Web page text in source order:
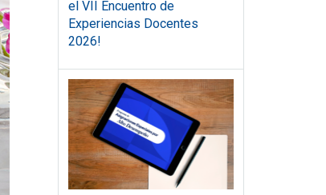
el VII Encuentro de
Experiencias Docentes
2026!